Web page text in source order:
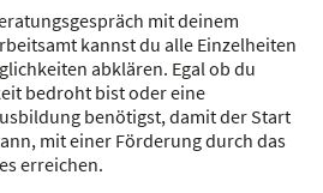
mit deinem
kannst du alle Einzelheiten
abklären. Egal ob du
bedroht bist oder eine
benötigst, damit der Start
mit einer Förderung durch das
erreichen.